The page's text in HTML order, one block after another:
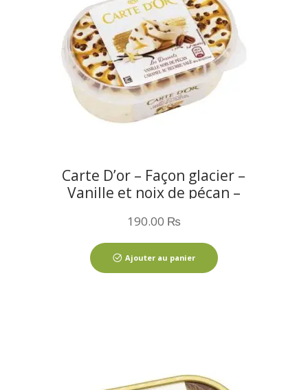
Carte D’or – Façon glacier –
Vanille et noix de pécan –
190.00 ₨
Ajouter au panier